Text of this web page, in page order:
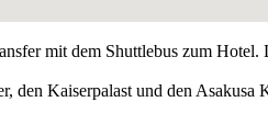
mit dem Shuttlebus zum Hotel.
den Kaiserpalast und den